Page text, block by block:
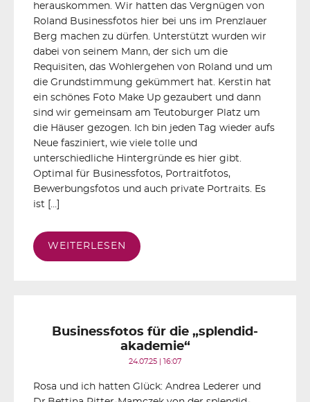
herauskommen. Wir hatten das Vergnügen von
Roland Businessfotos hier bei uns im Prenzlauer
Berg machen zu dürfen. Unterstützt wurden wir
dabei von seinem Mann, der sich um die
Requisiten, das Wohlergehen von Roland und um
die Grundstimmung gekümmert hat. Kerstin hat
ein schönes Foto Make Up gezaubert und dann
sind wir gemeinsam am Teutoburger Platz um
die Häuser gezogen. Ich bin jeden Tag wieder aufs
Neue fasziniert, wie viele tolle und
unterschiedliche Hintergründe es hier gibt.
Optimal für Businessfotos, Portraitfotos,
Bewerbungsfotos und auch private Portraits. Es
ist […]
WEITERLESEN
Businessfotos für die „splendid-
akademie“
24.07.25 | 16:07
Rosa und ich hatten Glück: Andrea Lederer und